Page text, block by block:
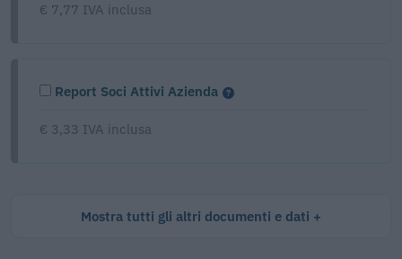
€ 7,77 IVA inclusa
Report Soci Attivi Azienda
€ 3,33 IVA inclusa
Mostra tutti gli altri documenti e dati